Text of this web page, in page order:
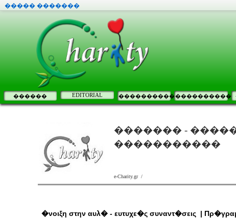
����� �������
������ EDITORIAL ��������������������
������� -
�����������
e-Charity.gr /
�νοιξη στην αυλ� - ευτυχε�ς συναντ�σεις |